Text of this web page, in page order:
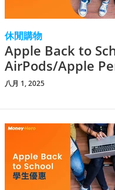
休閒購物
Apple Back to
AirPods/Apple
八月 1, 2025